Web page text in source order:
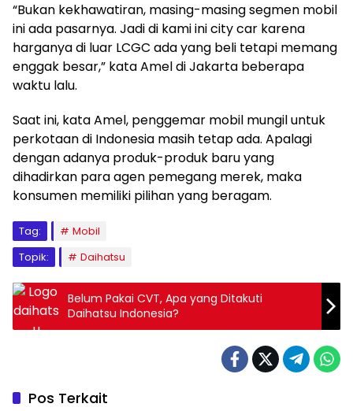
“Bukan kekhawatiran, masing-masing segmen mobil
ini ada pasarnya. Jadi di kami ini city car karena
harganya di luar LCGC ada yang beli tetapi memang
enggak besar,” kata Amel di Jakarta beberapa
waktu lalu.
Saat ini, kata Amel, penggemar mobil mungil untuk
perkotaan di Indonesia masih tetap ada. Apalagi
dengan adanya produk-produk baru yang
dihadirkan para agen pemegang merek, maka
konsumen memiliki pilihan yang beragam.
Tag:
Mobil
Topik:
Daihatsu
Belum Pakai CVT, Apa yang Ditakuti
Daihatsu Indonesia?
Pos Terkait